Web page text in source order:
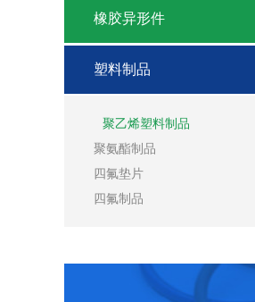
橡胶异形件
塑料制品
聚乙烯塑料制品
聚氨酯制品
四氟垫片
四氟制品